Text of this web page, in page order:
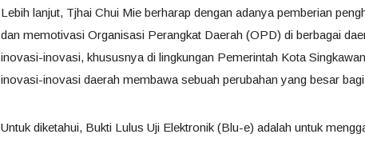
Lebih lanjut, Tjhai Chui Mie berharap dengan adanya pemberian
dan memotivasi Organisasi Perangkat Daerah (OPD) di berbagai
inovasi-inovasi, khususnya di lingkungan Pemerintah Kota
inovasi-inovasi daerah membawa sebuah perubahan yang besar
Untuk diketahui, Bukti Lulus Uji Elektronik (Blu-e) adalah untuk